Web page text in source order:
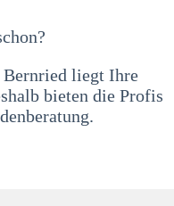
liegt Ihre
bieten die Profis